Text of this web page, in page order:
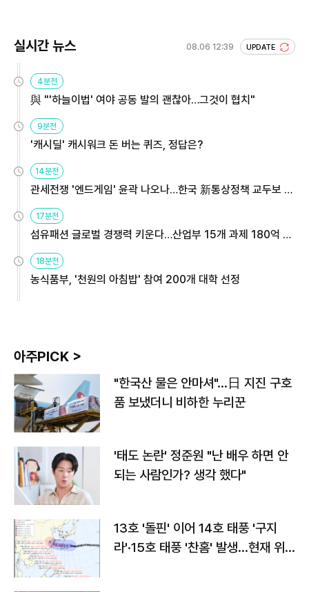
실시간 뉴스 08.06 12:39 UPDATE
4분전
與 "'하늘이법' 여야 공동 발의 괜찮아…그것이 협치"
9분전
'캐시딜' 캐시워크 돈 버는 퀴즈, 정답은?
14분전
관세전쟁 '엔드게임' 윤곽 나오나…한국 新통상정책 교두보 활
용해야
17분전
섬유패션 글로벌 경쟁력 키운다…산업부 15개 과제 180억 지
원
18분전
농식품부, '천원의 아침밥' 참여 200개 대학 선정
아주PICK >
"한국산 물은 안마셔"…日 지진 구호
품 보냈더니 비하한 누리꾼
'태도 논란' 정준원 "난 배우 하면 안
되는 사람인가? 생각 했다"
13호 '돌핀' 이어 14호 태풍 '구지
라'·15호 태풍 '찬홈' 발생…현재 위